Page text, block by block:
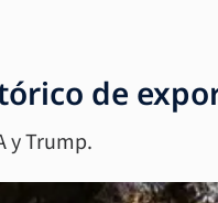
de
y Trump.